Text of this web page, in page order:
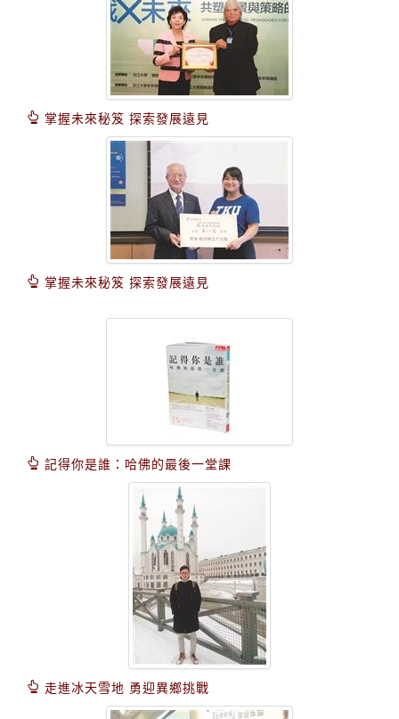
掌握未來秘笈 探索發展遠見
掌握未來秘笈 探索發展遠見
記得你是誰：哈佛的最後一堂課
走進冰天雪地 勇迎異鄉挑戰